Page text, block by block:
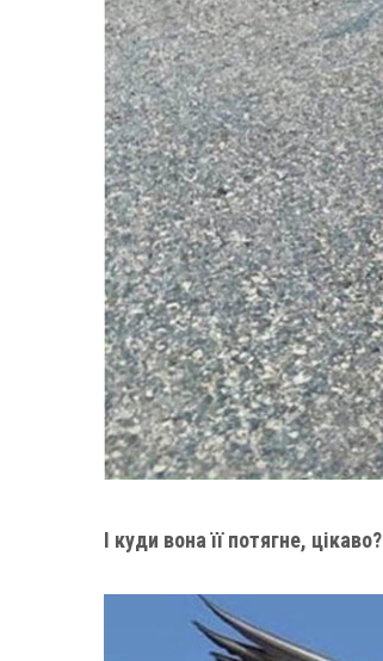
І куди вона її потягне, цікаво?